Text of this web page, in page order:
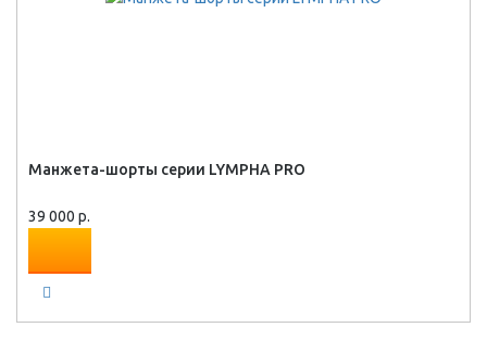
Манжета-шорты серии LYMPHA PRO
39 000 р.